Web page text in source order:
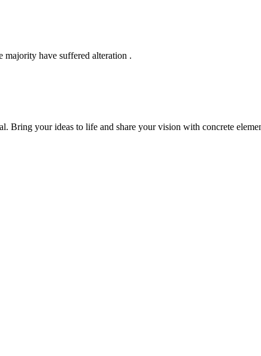
majority have suffered alteration .
Bring your ideas to life and share your vision with concrete